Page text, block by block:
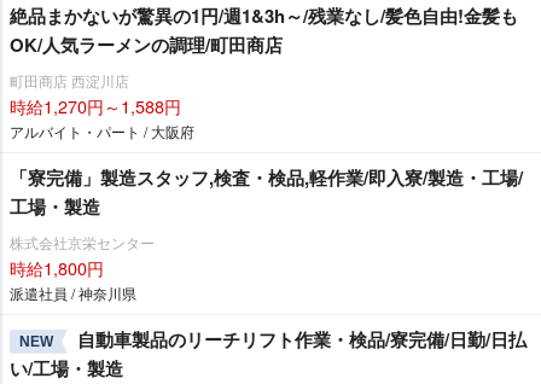
絶品まかないが驚異の1円/週1&3h～/残業なし/髪色自由!金髪も
OK/人気ラーメンの調理/町田商店
町田商店 西淀川店
時給1,270円～1,588円
アルバイト・パート / 大阪府
「寮完備」製造スタッフ,検査・検品,軽作業/即入寮/製造・工場/
工場・製造
株式会社京栄センター
時給1,800円
派遣社員 / 神奈川県
NEW
自動車製品のリーチリフト作業・検品/寮完備/日勤/日払
い/工場・製造